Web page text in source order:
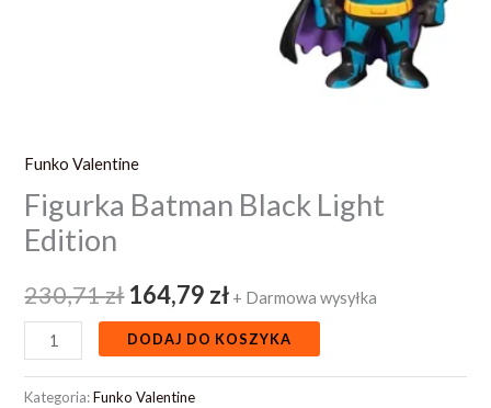
Funko Valentine
Figurka Batman Black Light
Edition
230,71zł 164,79 zł + Darmowa wysyłka
DODAJ DO KOSZYKA
Kategoria:Funko Valentine